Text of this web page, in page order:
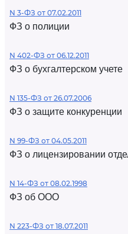
N 3-ФЗ от 07.02.2011
ФЗ о полиции
N 402-ФЗ от 06.12.2011
ФЗ о бухгалтерском учете
N 135-ФЗ от 26.07.2006
ФЗ о защите конкуренции
N 99-ФЗ от 04.05.2011
ФЗ о лицензировании
N 14-ФЗ от 08.02.1998
ФЗ об ООО
N 223-ФЗ от 18.07.2011